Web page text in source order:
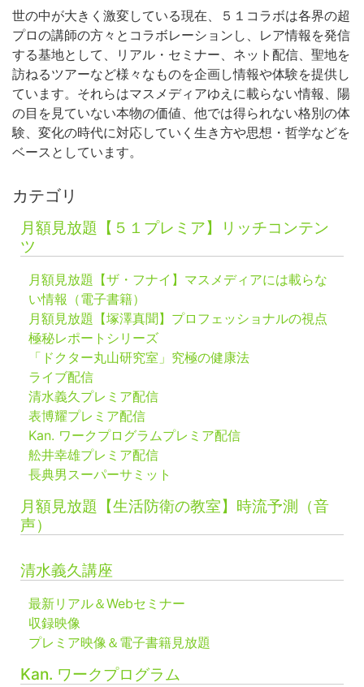
世の中が大きく激変している現在、５１コラボは各界の超
プロの講師の方々とコラボレーションし、レア情報を発信
する基地として、リアル・セミナー、ネット配信、聖地を
訪ねるツアーなど様々なものを企画し情報や体験を提供し
ています。それらはマスメディアゆえに載らない情報、陽
の目を見ていない本物の価値、他では得られない格別の体
験、変化の時代に対応していく生き方や思想・哲学などを
ベースとしています。
カテゴリ
月額見放題【５１プレミア】リッチコンテン
ツ
月額見放題【ザ・フナイ】マスメディアには載らな
い情報（電子書籍）
月額見放題【塚澤真聞】プロフェッショナルの視点
極秘レポートシリーズ
「ドクター丸山研究室」究極の健康法
ライブ配信
清水義久プレミア配信
表博耀プレミア配信
Kan. ワークプログラムプレミア配信
舩井幸雄プレミア配信
長典男スーパーサミット
月額見放題【生活防衛の教室】時流予測（音
声）
清水義久講座
最新リアル＆Webセミナー
収録映像
プレミア映像＆電子書籍見放題
Kan. ワークプログラム